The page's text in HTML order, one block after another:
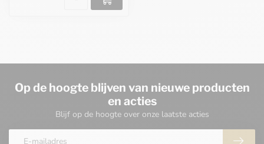
Op de hoogte blijven van nieuwe producten
en acties
Blijf op de hoogte over onze laatste acties